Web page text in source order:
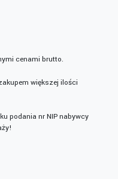
cenami brutto.
większej ilości
podania nr NIP nabywcy